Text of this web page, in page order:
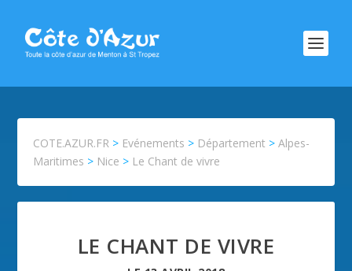
COTE.AZUR.FR > Evénements > Département >Alpes-
Maritimes > Nice > Le Chant de vivre
LE CHANT DE VIVRE